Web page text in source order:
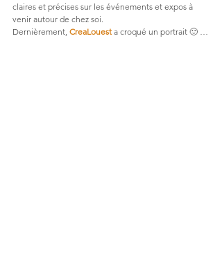
claires et précises sur les événements et expos à
venir autour de chez soi.
Dernièrement, CreaLouest a croqué un portrait 🙂 …